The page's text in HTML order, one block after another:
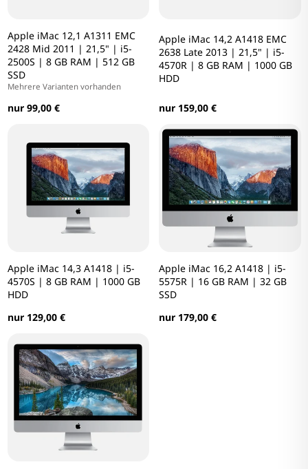
Apple iMac 12,1 A1311 EMC
2428 Mid 2011 | 21,5" | i5-
2500S | 8 GB RAM | 512 GB
SSD
Mehrere Varianten vorhanden
nur 99,00 €
Apple iMac 14,2 A1418 EMC
2638 Late 2013 | 21,5" | i5-
4570R | 8 GB RAM | 1000 GB
HDD
nur 159,00 €
Apple iMac 14,3 A1418 | i5-
4570S | 8 GB RAM | 1000 GB
HDD
nur 129,00 €
Apple iMac 16,2 A1418 | i5-
5575R | 16 GB RAM | 32 GB
SSD
nur 179,00 €